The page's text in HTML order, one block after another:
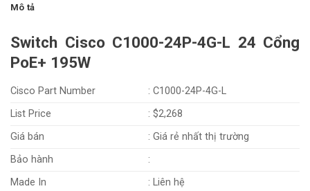
Mô tả
Switch Cisco C1000-24P-4G-L​ 24 Cổng
PoE+ 195W
Cisco Part Number
: C1000-24P-4G-L
List Price
: $2,268
Giá bán
: Giá rẻ nhất thị trường
Bảo hành
:
Made In
: Liên hệ